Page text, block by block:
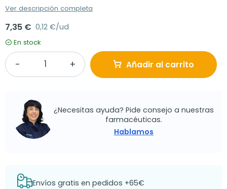
Ver descripción completa
7,35 € 0,12 €/ud
En stock
Añadir al carrito
¿Necesitas ayuda? Pide consejo a nuestras
farmacéuticas.
Hablamos
Envíos gratis en pedidos +65€